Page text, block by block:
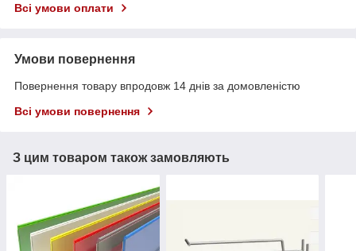
Всі умови оплати
Умови повернення
Повернення товару впродовж 14 днів за домовленістю
Всі умови повернення
З цим товаром також замовляють